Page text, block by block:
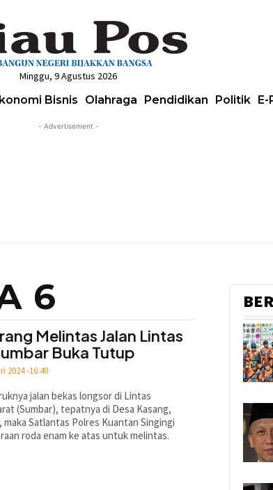
Minggu, 9 Agustus 2026
Bisnis Olahraga Pendidikan Politik E-
- Advertisement -
6
Melintas Jalan Lintas
Buka Tutup
2024 -16:40
jalan bekas longsor di Lintas
(Sumbar), tepatnya di Desa Kasang,
Satlantas Polres Kuantan Singingi
roda enam ke atas untuk melintas.